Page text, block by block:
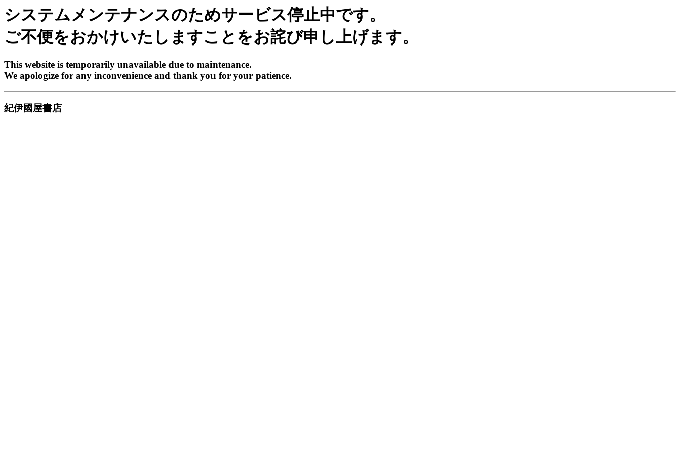
システムメンテナンスのためサービス停止中です。
ご不便をおかけいたしますことをお詫び申し上げます。
This website is temporarily unavailable due to maintenance.
We apologize for any inconvenience and thank you for your patience.
紀伊國屋書店